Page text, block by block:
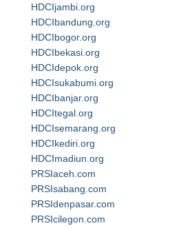
HDCIjambi.org
HDCIbandung.org
HDCIbogor.org
HDCIbekasi.org
HDCIdepok.org
HDCIsukabumi.org
HDCIbanjar.org
HDCItegal.org
HDCIsemarang.org
HDCIkediri.org
HDCImadiun.org
PRSIaceh.com
PRSIsabang.com
PRSIdenpasar.com
PRSIcilegon.com